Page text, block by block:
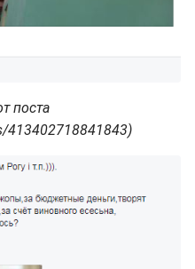
поста
413402718841843)